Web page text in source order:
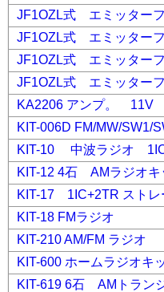
JF1OZL式 エミッター
JF1OZL式 エミッター
JF1OZL式 エミッター
JF1OZL式 エミッター
KA2206 アンプ。 11V
KIT-006D FM/MW/SW1/
KIT-10 中波ラジオ
KIT-12 4石 AMラジオキ
KIT-17 1IC+2TR スト
KIT-18 FMラジオ
KIT-210 AM/FM ラジオ
KIT-600 ホームラジオ
KIT-619 6石 AMトラン